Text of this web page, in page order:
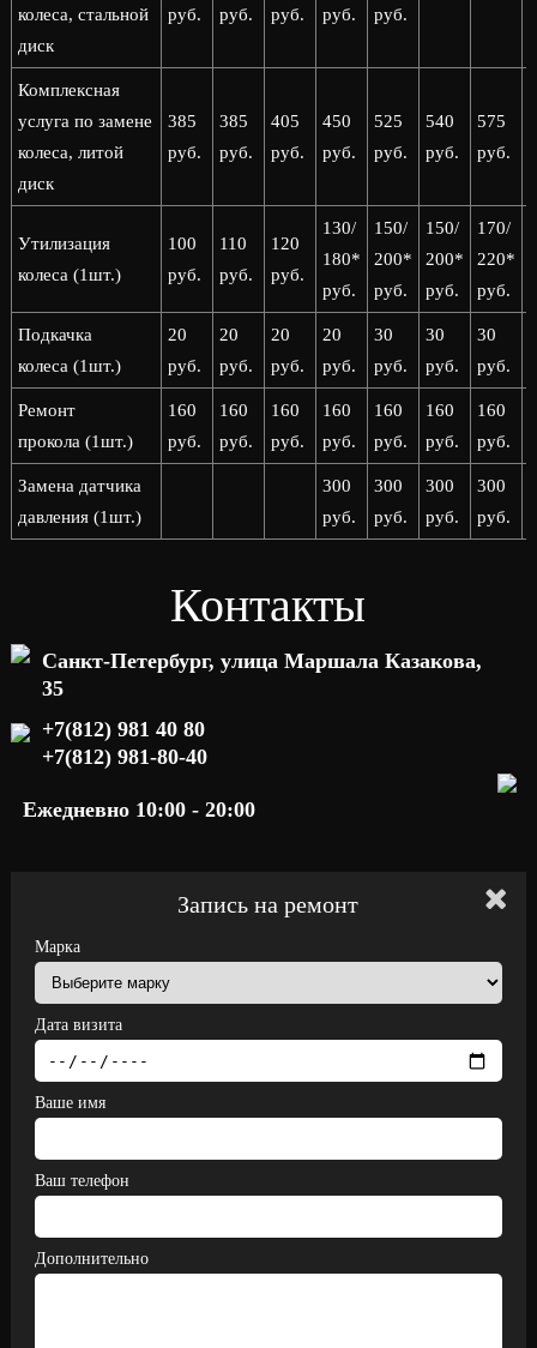
колеса, стальной
диск
руб.
руб.
руб.
руб.
руб.
Комплексная
услуга по замене
колеса, литой
диск
385
руб.
385
руб.
405
руб.
450
руб.
525
руб.
540
руб.
575
руб.
Утилизация
колеса (1шт.)
100
руб.
110
руб.
120
руб.
130/
180*
руб.
150/
200*
руб.
150/
200*
руб.
170/
220*
руб.
Подкачка
колеса (1шт.)
20
руб.
20
руб.
20
руб.
20
руб.
30
руб.
30
руб.
30
руб.
Ремонт
прокола (1шт.)
160
руб.
160
руб.
160
руб.
160
руб.
160
руб.
160
руб.
160
руб.
Замена датчика
давления (1шт.)
300
руб.
300
руб.
300
руб.
300
руб.
Контакты
Санкт-Петербург, улица Маршала Казакова,
35
+7(812) 981 40 80
+7(812) 981-80-40
Ежедневно 10:00 - 20:00
Запись на ремонт
Марка
Дата визита
Ваше имя
Ваш телефон
Дополнительно